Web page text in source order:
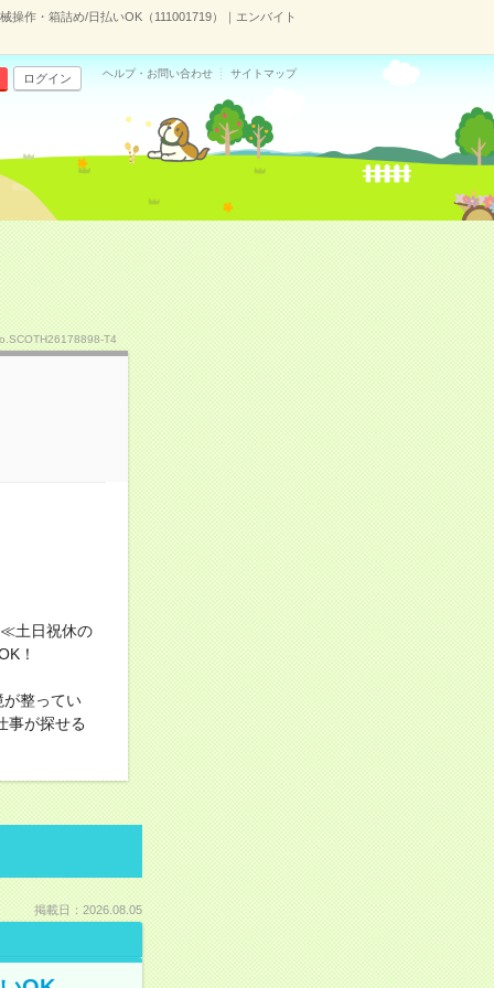
操作・箱詰め/日払いOK（111001719）｜エンバイト
ログイン ヘルプ・お問い合わせ サイトマップ
T4
土日祝休の
！
整ってい
事が探せる
掲載日：2026.08.05